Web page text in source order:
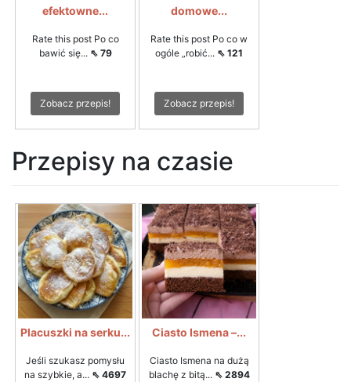
efektowne...
Rate this post Po co
bawić się... ⇖ 79
Zobacz przepis!
domowe...
Rate this post Po co w
ogóle „robić... ⇖ 121
Zobacz przepis!
Przepisy na czasie
Placuszki na serku...
Jeśli szukasz pomysłu
na szybkie, a... ⇖ 4697
Ciasto Ismena –...
Ciasto Ismena na dużą
blachę z bitą... ⇖ 2894